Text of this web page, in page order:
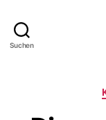
Suchen